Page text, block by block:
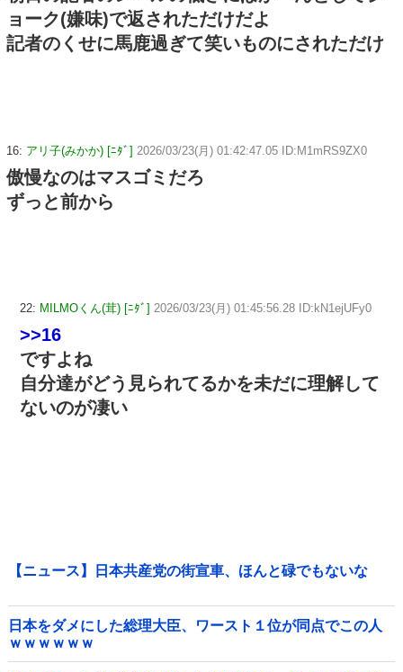
ョーク(嫌味)で返されただけだよ
記者のくせに馬鹿過ぎて笑いものにされただけ
16: アリ子(みかか) [ﾆﾀﾞ] 2026/03/23(月) 01:42:47.05 ID:M1mRS9ZX0
傲慢なのはマスゴミだろ
ずっと前から
22: MILMOくん(茸) [ﾆﾀﾞ] 2026/03/23(月) 01:45:56.28 ID:kN1ejUFy0
>>16
ですよね
自分達がどう見られてるかを未だに理解して
ないのが凄い
【ニュース】日本共産党の街宣車、ほんと碌でもないな
日本をダメにした総理大臣、ワースト１位が同点でこの人
ｗｗｗｗｗｗ